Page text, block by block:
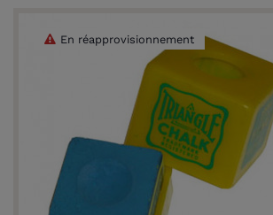
En réapprovisionnement